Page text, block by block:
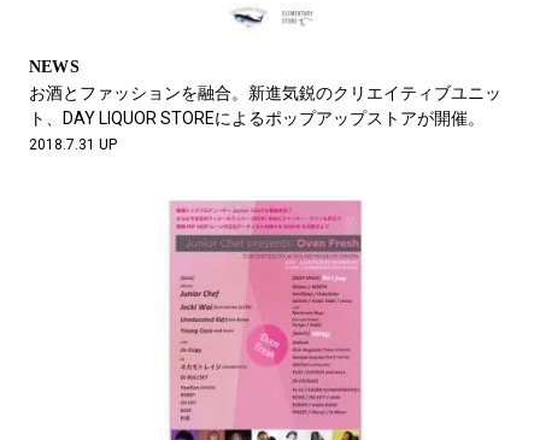
NEWS
お酒とファッションを融合。新進気鋭のクリエイティブユニッ
ト、DAY LIQUOR STOREによるポップアップストアが開催。
2018.7.31 UP